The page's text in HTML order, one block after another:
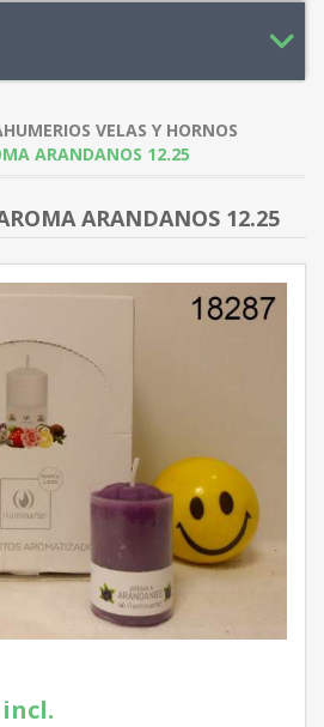
VELAS Y HORNOS
ARANDANOS 12.25
ARANDANOS 12.25
incl.